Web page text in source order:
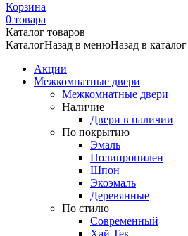
Корзина
0 товара
Каталог товаров
КаталогНазад в менюНазад в каталог
Акции
Межкомнатные двери
Межкомнатные двери
Наличие
Двери в наличии
По покрытию
Эмаль
Полипропилен
Шпон
Экоэмаль
Деревянные
По стилю
Современный
Хай Тек